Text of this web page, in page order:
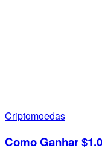
Criptomoedas
Como Ganhar